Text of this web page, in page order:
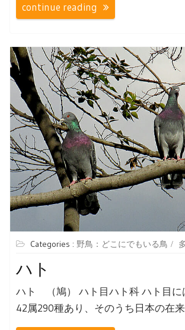
continue reading
Categories : 野鳥：どこにでもいる鳥
ハト
ハト （鳩） ハト目ハト科 ハト目に
42属290種あり、そのうち日本の在